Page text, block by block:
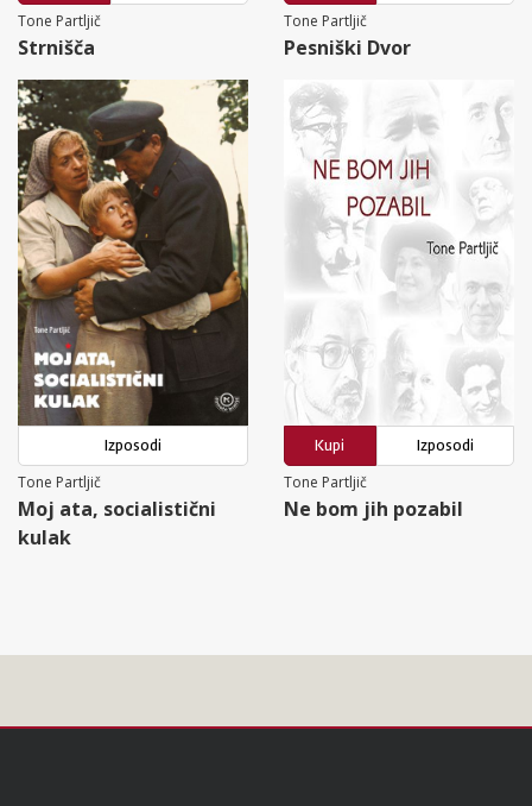
Tone Partljič
Strnišča
Tone Partljič
Pesniški Dvor
Izposodi
Tone Partljič
Moj ata, socialistični
kulak
Kupi
Izposodi
Tone Partljič
Ne bom jih pozabil